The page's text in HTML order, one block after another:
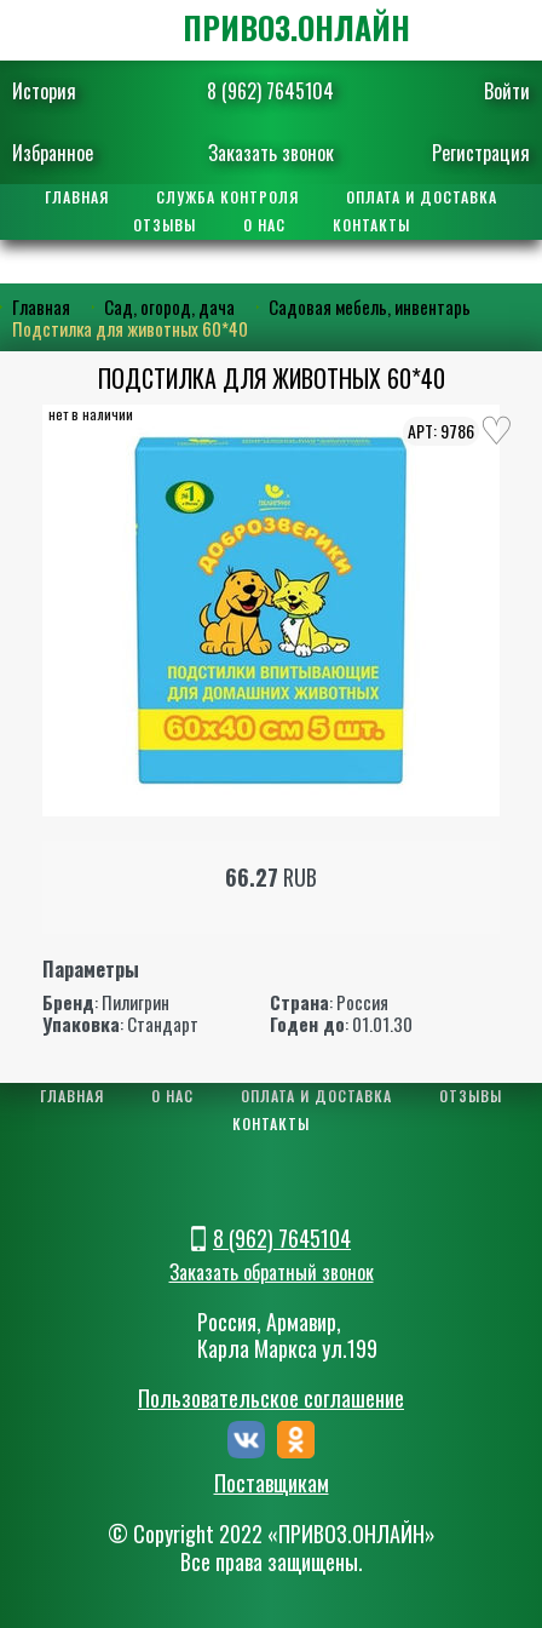
История 8 (962) 7645104 Войти
Избранное Заказать звонок Регистрация
ПРИВОЗ.ОНЛАЙН
ГЛАВНАЯ СЛУЖБА КОНТРОЛЯ
ОПЛАТА И ДОСТАВКА
ОТЗЫВЫ
О НАС КОНТАКТЫ
Главная Сад, огород, дача
Садовая мебель, инвентарь
Подстилка для животных 60*40
ПОДСТИЛКА ДЛЯ ЖИВОТНЫХ 60*40
нет в наличии
9786
66.27 RUB
Параметры
Бренд:Пилигрин Страна: Россия
Упаковка: Стандарт Годен до: 01.01.30
ГЛАВНАЯ О НАС ОПЛАТА И ДОСТАВКА
ОТЗЫВЫ
КОНТАКТЫ
8 (962) 7645104
Заказать обратный звонок
Россия, Армавир,
Карла Маркса ул.199
Пользовательское соглашение
Поставщикам
© Сopyright 2022 «ПРИВОЗ.ОНЛАЙН»
Все права защищены.